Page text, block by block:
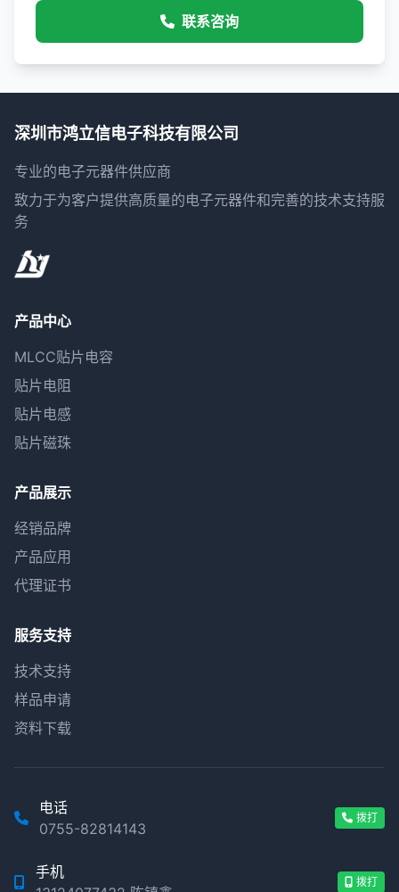
联系咨询
深圳市鸿立信电子科技有限公司
专业的电子元器件供应商
致力于为客户提供高质量的电子元器件和完善的技术支持服
务
产品中心
MLCC贴片电容
贴片电阻
贴片电感
贴片磁珠
产品展示
经销品牌
产品应用
代理证书
服务支持
技术支持
样品申请
资料下载
电话
0755-82814143
拨打
手机
拨打